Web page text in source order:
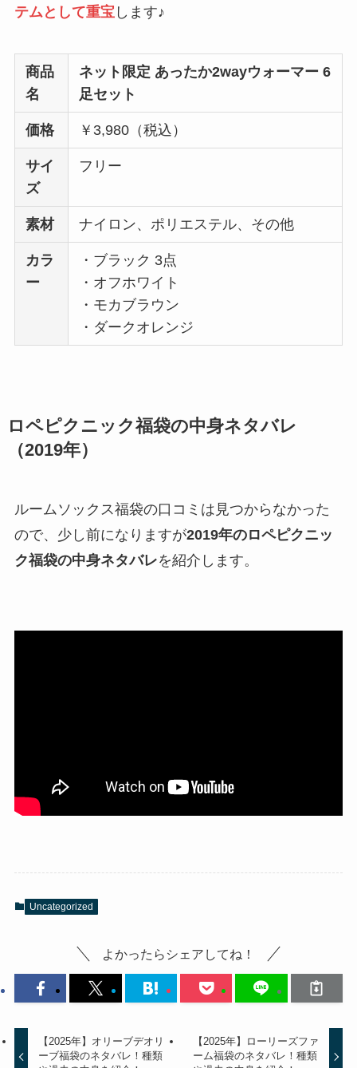
テムとして重宝します♪
商品
名
ネット限定 あったか2wayウォーマー 6
足セット
価格 ￥3,980（税込）
サイ
ズ
フリー
素材 ナイロン、ポリエステル、その他
カラ
ー
・ブラック 3点
・オフホワイト
・モカブラウン
・ダークオレンジ
ロペピクニック福袋の中身ネタバレ
（2019年）
ルームソックス福袋の口コミは見つからなかった
ので、少し前になりますが2019年のロペピクニッ
ク福袋の中身ネタバレを紹介します。
Uncategorized
よかったらシェアしてね！
【2025年】オリーブデオリ
ーブ福袋のネタバレ！種類
【2025年】ローリーズファ
ーム福袋のネタバレ！種類